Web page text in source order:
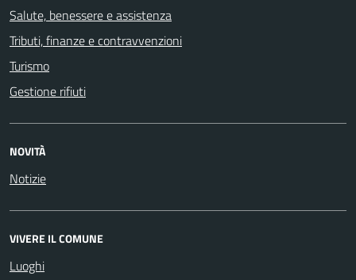
Salute, benessere e assistenza
Tributi, finanze e contravvenzioni
Turismo
Gestione rifiuti
NOVITÀ
Notizie
VIVERE IL COMUNE
Luoghi